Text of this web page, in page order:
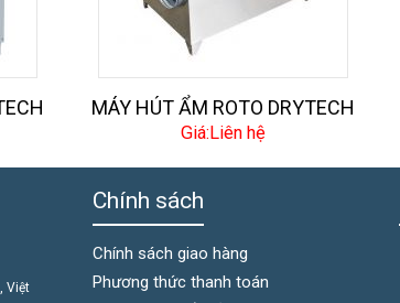
MÁY HÚT ẨM ROTO DRYTECH
Giá:Liên hệ
Việt
Chính sách
Chính sách giao hàng
Phương thức thanh toán